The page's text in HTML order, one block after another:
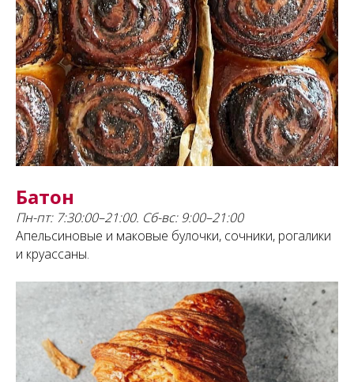
Батон
Пн-пт: 7:30:00–21:00. Сб-вс: 9:00–21:00
Апельсиновые и маковые булочки, сочники, рогалики
и круассаны.